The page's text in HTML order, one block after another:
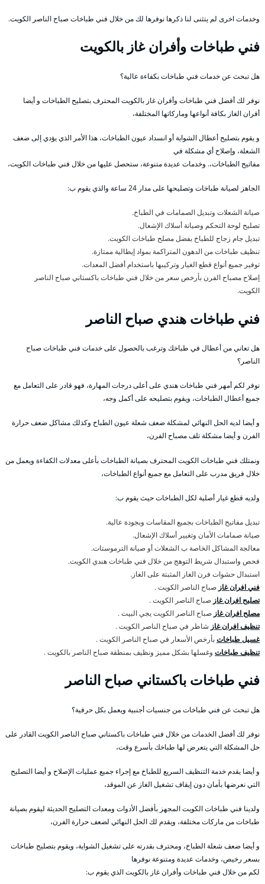
وخدمات اخرى لم يتثنى لنا ذكرها نوفرها لك من خلال فني طباخات صباح الناصر الكويت.
فني طباخات وأفران غاز بالكويت
هل تبحث عن خدمات فني طباخات بكفاءة عالية؟
نوفر لك أفضل فني طباخات وأفران غاز بالكويت المحترف بتصليح الطباخات و أيضا
أفران الغاز بكافة أنواعها وماركاتها المختلفة،
و يقوم بتصليح أعطال الشواية أو انسداد عيون الطباخات، هذا الأمر الذي يؤدي إلى ضعف
الشعلة، وإصلاح أي مشكلة في
مفاتيح الطباخات،. وخدمات عديدة متنوعة، ستحصل عليها من خلال فني طباخات الكويت،
الجاهز لصيانة طباخات وتصليحها على مدار 24 ساعة والذي يقوم ب:
صيانة الشعلات وتبديل الصمامات في الطباخ.
تصليح لوحة التحكم وصيانة أسلاك الإشعال.
تبديل جام زجاج للطباخ بفضل مصلح طباخات الكويت.
تنظيف طباخات من الدهون المتراكمة بمواد إيطالية ممتازة.
توفير جميع أنواع قطع الغيار وتركيبها باستخدام أفضل المعدات.
إصلاح مصباح الفرن بأرخص سعر من خلال فني طباخات باكستاني صباح الناصر
الكويت.
فني طباخات هندي صباح الناصر
هل تعاني من أعطال في طباخك وترغب بالحصول على خدمات فني طباخات صباح
الناصر؟
نوفر لكم أمهر فني طباخات هندي على أعلى درجات المهارة، فهو قادر على التعامل مع
جميع أعطال الطباخات، ويقوم بتصليحه على أكمل وجه،
و أيضا لديه الحل النهائي لمشكلة ضعف شعلة عيون الطباخ وكذلك مشاكل ضعف حرارة
الفرن و أيضا مشكلة تلف مصباح الفرن،
ونمتلك فني طباخات الكويت المحترف بصيانة الطباخات بأعلى معدلات الكفاءة ويعمل من
خلال فريق مدرب على التعامل مع جميع أنواع الطباخات،
ولديه قطع غيار أصلية لكل الطباخات حيث يقوم ب:
تبديل مفاتيح الطباخات بجميع المقاسات وبجودة عالية.
صيانة صمامات الأمان وتغيير أسلاك الإشعال.
معالجة المشاكل الخاصة ب الشعلات أو صيانة الترموستات.
فحص واستبدال شريط التوهج من خلال فني طباخات هندي الكويت.
استبدال حشوات فرن الغاز المثبتة على الغاز.
فني افران غاز صباح الناصر الكويت .
تصليح افران غاز صباح الناصر الكويت .
مصلح افران غاز صباح الناصر الكويت يجي البيت .
تنظيف افران غاز شاطر في صباح الناصر الكويت .
غسيل طباخاتبأرخص الأسعار في صباح الناصر الكويت .
تنظيف طباخات وغسلها بشكل مميز ونظيف بمنطقة صباح الناصر بالكويت .
فني طباخات باكستاني صباح الناصر
هل تبحث عن فني طباخات من جنسيات أجنبية ويعمل بكل حرفية؟
نوفر لك أفضل الخدمات من خلال فني طباخات باكستاني صباح الناصر الكويت القادر على
حل المشكلة التي يتعرض لها طباخك بأسرع وقت،
و أيضا يقدم خدمة التنظيف السريع للطباخ مع إجراء جميع عمليات الإصلاح و أيضا التصليح
التي نعرضها بأمان دون إيقاف تشغيل الغاز عن الموقد،
ولدينا فني طباخات الكويت المجهز بأفضل الأدوات ومعدات التصليح الحديثة ليقوم بصيانة
طباخات من ماركات مختلفة، ويقدم لك الحل النهائي لضعف حرارة الفرن،
و أيضا ضعف شعلة الطباخ، ومحترف بقدرته على تشغيل الشواية، ويقوم بتصليح طباخات
بسعر رخيص، وخدمات عديدة ومتنوعة نوفرها
لكم من خلال فني طباخات وأفران غاز بالكويت الذي يقوم ب: